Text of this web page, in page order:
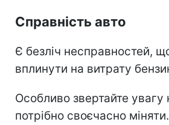
Справність авто
Є безліч несправностей,
вплинути на витрату
Особливо звертайте
потрібно своєчасно